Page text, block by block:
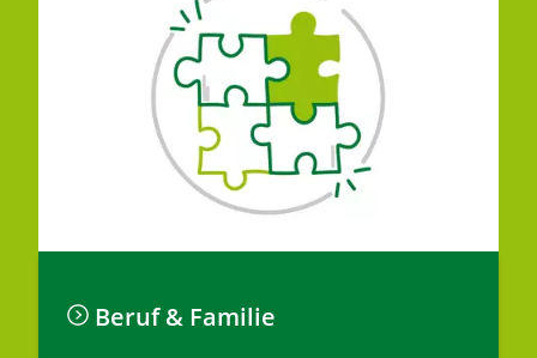
Beruf & Familie